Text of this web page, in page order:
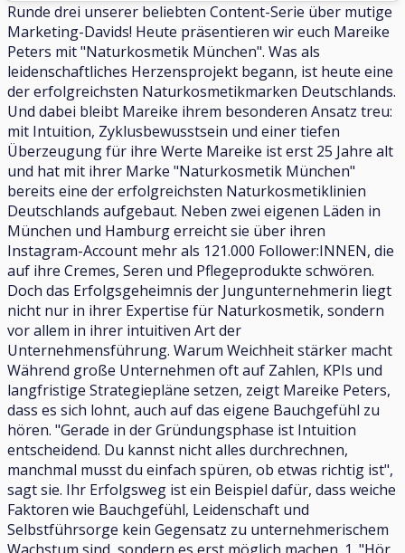
Runde drei unserer beliebten Content-Serie über mutige
Marketing-Davids! Heute präsentieren wir euch Mareike
Peters mit "Naturkosmetik München". Was als
leidenschaftliches Herzensprojekt begann, ist heute eine
der erfolgreichsten Naturkosmetikmarken Deutschlands.
Und dabei bleibt Mareike ihrem besonderen Ansatz treu:
mit Intuition, Zyklusbewusstsein und einer tiefen
Überzeugung für ihre Werte Mareike ist erst 25 Jahre alt
und hat mit ihrer Marke "Naturkosmetik München"
bereits eine der erfolgreichsten Naturkosmetiklinien
Deutschlands aufgebaut. Neben zwei eigenen Läden in
München und Hamburg erreicht sie über ihren
Instagram-Account mehr als 121.000 Follower:INNEN, die
auf ihre Cremes, Seren und Pflegeprodukte schwören.
Doch das Erfolgsgeheimnis der Jungunternehmerin liegt
nicht nur in ihrer Expertise für Naturkosmetik, sondern
vor allem in ihrer intuitiven Art der
Unternehmensführung. Warum Weichheit stärker macht
Während große Unternehmen oft auf Zahlen, KPIs und
langfristige Strategiepläne setzen, zeigt Mareike Peters,
dass es sich lohnt, auch auf das eigene Bauchgefühl zu
hören. "Gerade in der Gründungsphase ist Intuition
entscheidend. Du kannst nicht alles durchrechnen,
manchmal musst du einfach spüren, ob etwas richtig ist",
sagt sie. Ihr Erfolgsweg ist ein Beispiel dafür, dass weiche
Faktoren wie Bauchgefühl, Leidenschaft und
Selbstführsorge kein Gegensatz zu unternehmerischem